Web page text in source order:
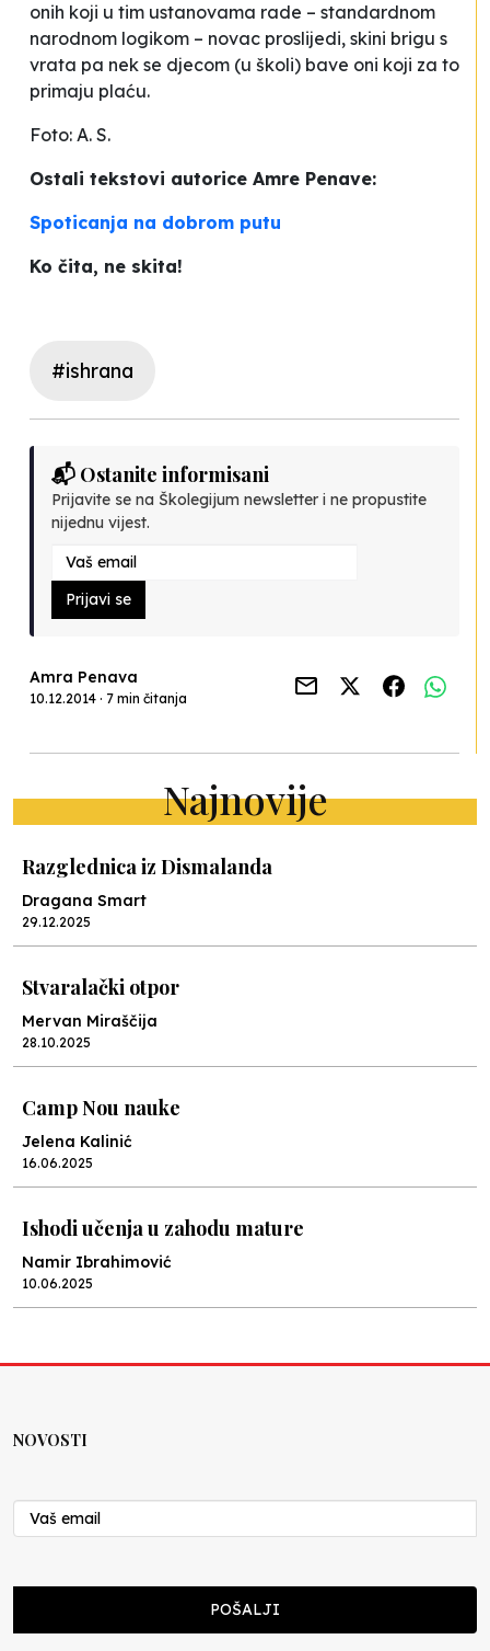
onih koji u tim ustanovama rade – standardnom
narodnom logikom – novac proslijedi, skini brigu s
vrata pa nek se djecom (u školi) bave oni koji za to
primaju plaću.
Foto: A. S.
Ostali tekstovi autorice Amre Penave:
Spoticanja na dobrom putu
Ko čita, ne skita!
#ishrana
📬 Ostanite informisani
Prijavite se na Školegijum newsletter i ne propustite
nijednu vijest.
Prijavi se
Amra Penava
10.12.2014 · 7 min čitanja
Najnovije
Razglednica iz Dismalanda
Dragana Smart
29.12.2025
Stvaralački otpor
Mervan Miraščija
28.10.2025
Camp Nou nauke
Jelena Kalinić
16.06.2025
Ishodi učenja u zahodu mature
Namir Ibrahimović
10.06.2025
Nenad Veličković
29.10.2024
Cuke i djeca
NOVOSTI
POŠALJI